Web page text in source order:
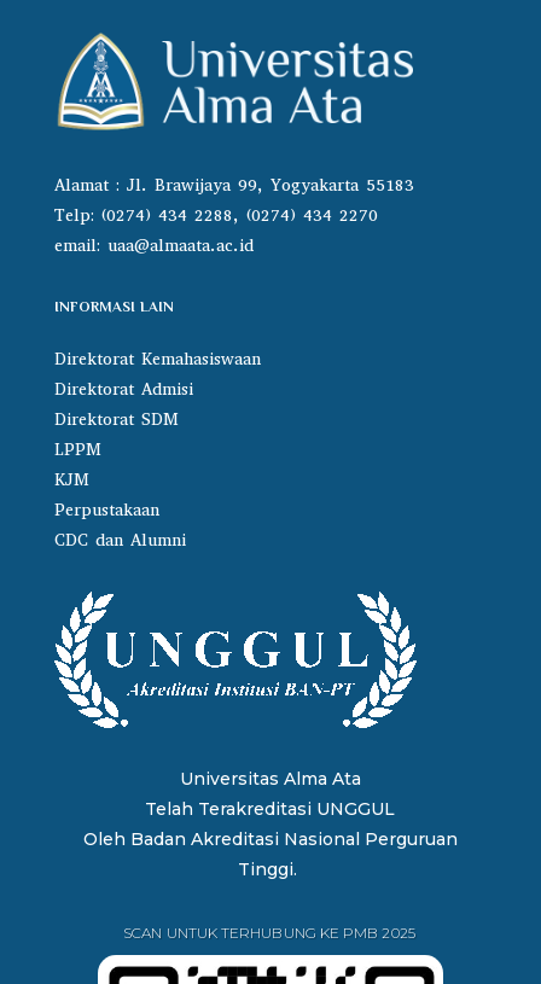
Alamat : Jl. Brawijaya 99, Yogyakarta 55183
Telp: (0274) 434 2288, (0274) 434 2270
email: uaa@almaata.ac.id
INFORMASI LAIN
Direktorat Kemahasiswaan
Direktorat Admisi
Direktorat SDM
LPPM
KJM
Perpustakaan
CDC dan Alumni
Universitas Alma Ata
Telah Terakreditasi UNGGUL
Oleh Badan Akreditasi Nasional Perguruan
Tinggi.
SCAN UNTUK TERHUBUNG KE PMB 2025